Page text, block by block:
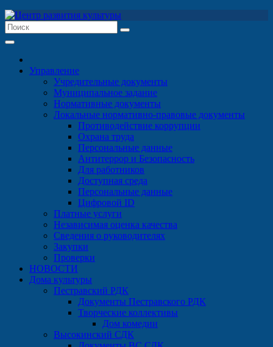
Перейти
к
содержимому
Управление
Учредительные документы
Муниципальное задание
Нормативные документы
Локальные нормативно-правовые документы
Противодействие коррупции
Охрана труда
Персональные данные
Антитеррор и Безопасность
Для работников
Доступная среда
Персональные данные
Цифровой ID
Платные услуги
Независимая оценка качества
Сведения о руководителях
Закупки
Проверки
НОВОСТИ
Дома культуры
Пестравский РДК
Документы Пестравского РДК
Творческие коллективы
Дом комедии
Высокинский СДК